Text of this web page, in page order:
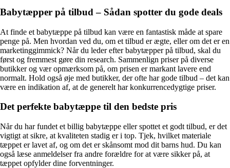
Babytæpper på tilbud – Sådan spotter du gode deals
At finde et babytæppe på tilbud kan være en fantastisk måde at spare
penge på. Men hvordan ved du, om et tilbud er ægte, eller om det er en
marketinggimmick? Når du leder efter babytæpper på tilbud, skal du
først og fremmest gøre din research. Sammenlign priser på diverse
butikker og vær opmærksom på, om prisen er markant lavere end
normalt. Hold også øje med butikker, der ofte har gode tilbud – det kan
være en indikation af, at de generelt har konkurrencedygtige priser.
Det perfekte babytæppe til den bedste pris
Når du har fundet et billig babytæppe eller spottet et godt tilbud, er det
vigtigt at sikre, at kvaliteten stadig er i top. Tjek, hvilket materiale
tæppet er lavet af, og om det er skånsomt mod dit barns hud. Du kan
også læse anmeldelser fra andre forældre for at være sikker på, at
tæppet opfylder dine forventninger.